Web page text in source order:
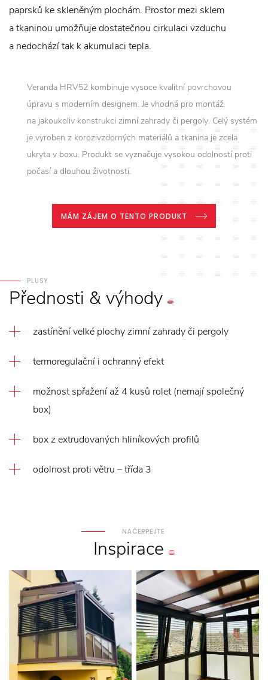
paprsků ke skleněným plochám. Prostor mezi sklem
a tkaninou umožňuje dostatečnou cirkulaci vzduchu
a nedochází tak k akumulaci tepla.
Veranda HRV52 kombinuje vysoce kvalitní povrchovou
úpravu s moderním designem. Je vhodná pro montáž
na jakoukoliv konstrukci zimní zahrady či pergoly. Celý systém
je vyroben z korozivzdorných materiálů a tkanina je zcela
ukryta v boxu. Produkt se vyznačuje vysokou odolností proti
počasí a dlouhou životností.
MÁM ZÁJEM O TENTO PRODUKT
PLUSY
Přednosti &výhody
zastínění velké plochy zimní zahrady či pergoly
termoregulační i ochranný efekt
možnost spřažení až 4 kusů rolet (nemají společný
box)
box z extrudovaných hliníkových profilů
odolnost proti větru – třída 3
NAČERPEJTE
Inspirace